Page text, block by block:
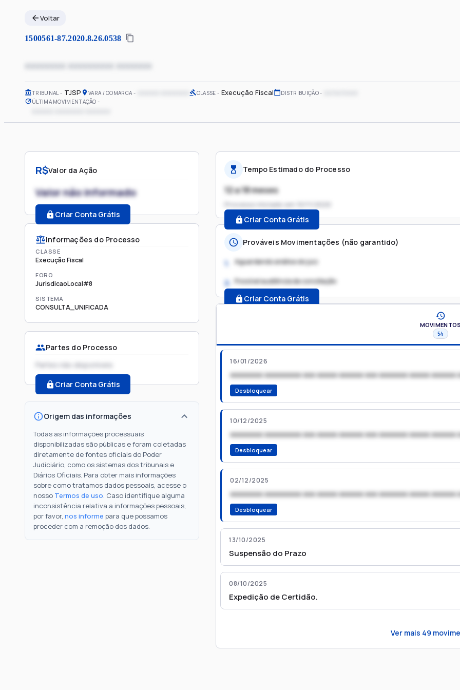
Voltar
1500561-87.2020.8.26.0538
xxxxxxxx xxxxxxxxx xxxxxxx
TRIBUNAL TJSP VARA / COMARCA CLASSE Execução Fiscal DISTRIBUIÇÃO
ÚLTIMA MOVIMENTAÇÃO
R$Valor da Ação
Valor não informado
Criar Conta Grátis
Informações do Processo
CLASSE
Execução Fiscal
FORO
JurisdicaoLocal#8
SISTEMA
CONSULTA_UNIFICADA
Partes do Processo
Partes não disponíveis
Criar Conta Grátis
Origem das informações
Todas as informações processuais
disponibilizadas são públicas e foram coletadas
diretamente de fontes oficiais do Poder
Judiciário, como os sistemas dos tribunais e
Diários Oficiais. Para obter mais informações
sobre como tratamos dados pessoais, acesse o
nosso Termos de uso. Caso identifique alguma
inconsistência relativa a informações pessoais,
por favor, nos informe para que possamos
proceder com a remoção dos dados.
Tempo Estimado do Processo
12 a 18 meses
Processo iniciado em
Criar Conta Grátis
Prováveis Movimentações (não garantido)
1. Aguardando análise do juiz
2. Possível audiência de conciliação
Criar Conta Grátis
MOVIMENTOS
54
16/01/2026
xxxxxxxx xxxxxxxxx xxx xxxxx xxxxxx xxx xxxxxxx xxxxx xxxxxx
Desbloquear
10/12/2025
xxxxxxxx xxxxxxxxx xxx xxxxx xxxxxx xxx xxxxxxx xxxxx xxxxxx
Desbloquear
02/12/2025
xxxxxxxx xxxxxxxxx xxx xxxxx xxxxxx xxx xxxxxxx xxxxx xxxxxx
Desbloquear
13/10/2025
Suspensão do Prazo
08/10/2025
Expedição de Certidão.
Ver mais 49